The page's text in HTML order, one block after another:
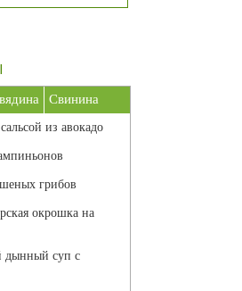
Свинина
из авокадо
грибов
окрошка на
дынный суп с